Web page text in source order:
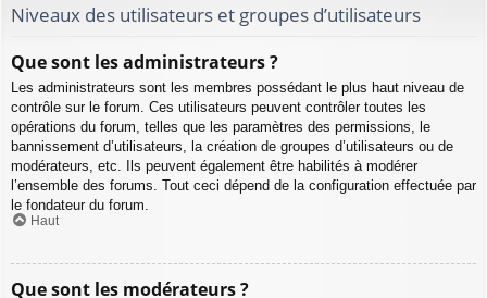
Niveaux des utilisateurs et groupes d’utilisateurs
Que sont les administrateurs ?
Les administrateurs sont les membres possédant le plus haut niveau de
contrôle sur le forum. Ces utilisateurs peuvent contrôler toutes les
opérations du forum, telles que les paramètres des permissions, le
bannissement d’utilisateurs, la création de groupes d’utilisateurs ou de
modérateurs, etc. Ils peuvent également être habilités à modérer
l’ensemble des forums. Tout ceci dépend de la configuration effectuée par
le fondateur du forum.
Haut
Que sont les modérateurs ?